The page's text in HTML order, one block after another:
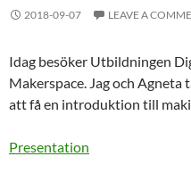
2018-09-07 LEAVE A
Idag besöker Utbildningen
Makerspace. Jag och Agneta
att få en introduktion till
Presentation